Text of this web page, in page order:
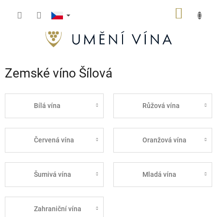
Zemské víno Šílová
Bílá vína Růžová vína
Červená vína Oranžová vína
Šumivá vína Mladá vína
Zahraniční vína